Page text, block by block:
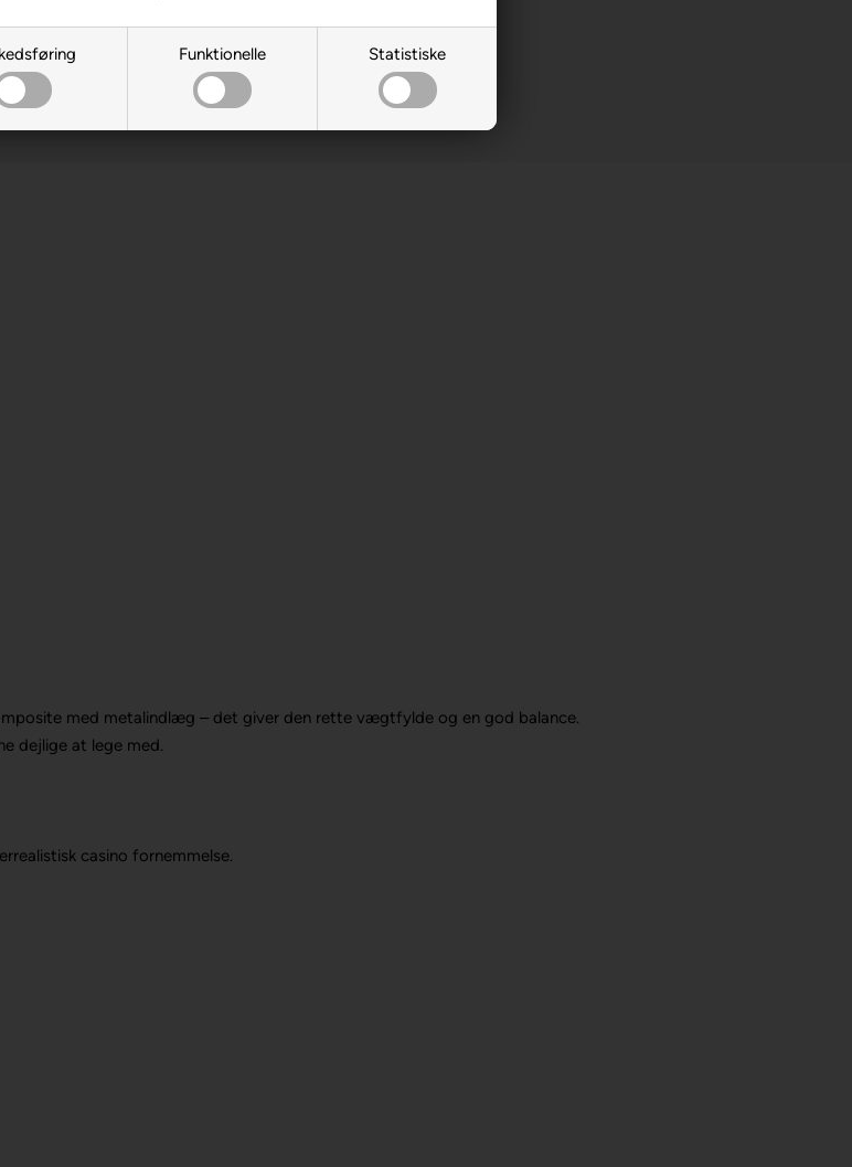
Funktionelle Statistiske
med metalindlæg – det giver den rette vægtfylde og en god balance.
dejlige at lege med.
casino fornemmelse.